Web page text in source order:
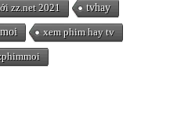
zz.net 2021 tvhay
xem phim hay tv